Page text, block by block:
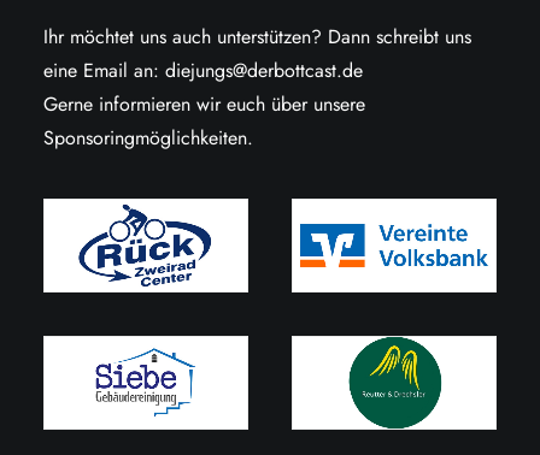
Ihr möchtet uns auch unterstützen? Dann schreibt uns
eine Email an: diejungs@derbottcast.de
Gerne informieren wir euch über unsere
Sponsoringmöglichkeiten.